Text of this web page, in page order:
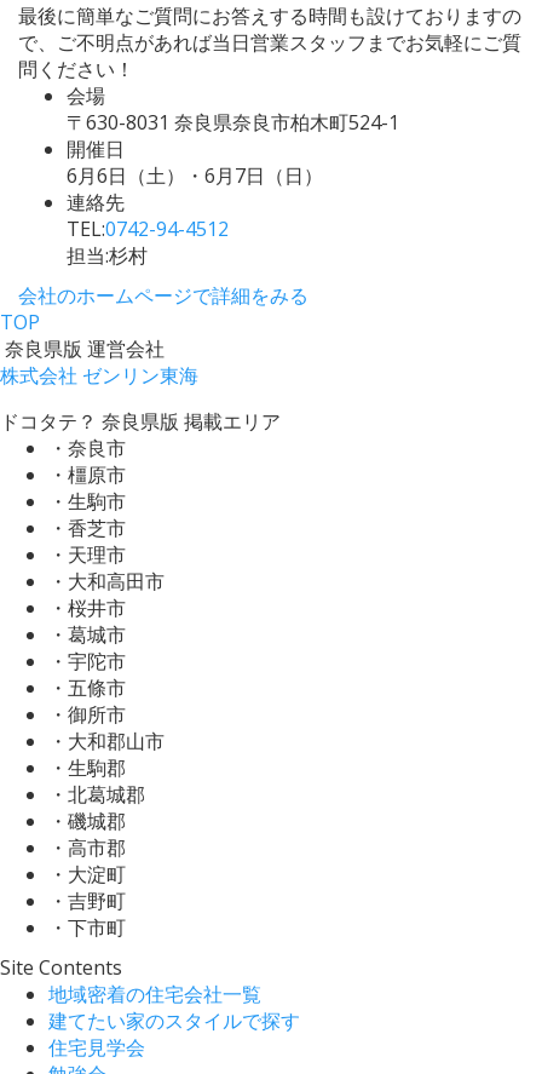
最後に簡単なご質問にお答えする時間も設けておりますの
で、ご不明点があれば当日営業スタッフまでお気軽にご質
問ください！
会場
〒630-8031 奈良県奈良市柏木町524-1
開催日
6月6日（土）・6月7日（日）
連絡先
TEL:0742-94-4512
担当:杉村
会社のホームページで詳細をみる
TOP
奈良県版 運営会社
株式会社 ゼンリン東海
ドコタテ？ 奈良県版 掲載エリア
・奈良市
・橿原市
・生駒市
・香芝市
・天理市
・大和高田市
・桜井市
・葛城市
・宇陀市
・五條市
・御所市
・大和郡山市
・生駒郡
・北葛城郡
・磯城郡
・高市郡
・大淀町
・吉野町
・下市町
Site Contents
地域密着の住宅会社一覧
建てたい家のスタイルで探す
住宅見学会